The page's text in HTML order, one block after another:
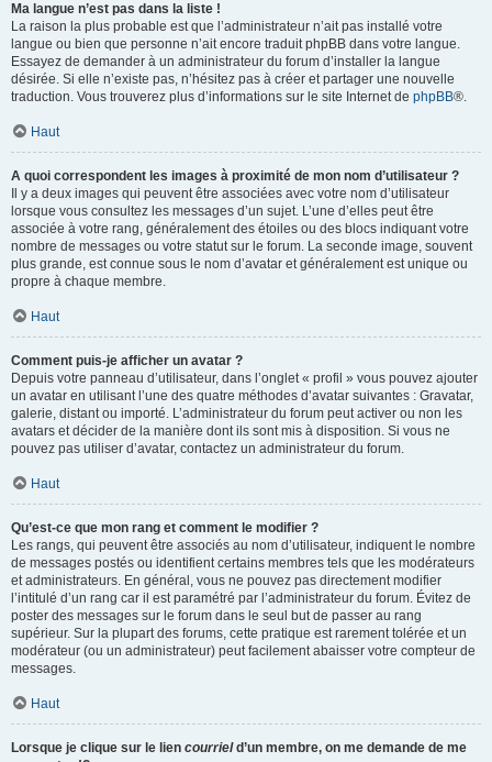
Ma langue n’est pas dans la liste !
La raison la plus probable est que l’administrateur n’ait pas installé votre
langue ou bien que personne n’ait encore traduit phpBB dans votre langue.
Essayez de demander à un administrateur du forum d’installer la langue
désirée. Si elle n’existe pas, n’hésitez pas à créer et partager une nouvelle
traduction. Vous trouverez plus d’informations sur le site Internet de phpBB®.
Haut
A quoi correspondent les images à proximité de mon nom d’utilisateur ?
Il y a deux images qui peuvent être associées avec votre nom d’utilisateur
lorsque vous consultez les messages d’un sujet. L’une d’elles peut être
associée à votre rang, généralement des étoiles ou des blocs indiquant votre
nombre de messages ou votre statut sur le forum. La seconde image, souvent
plus grande, est connue sous le nom d’avatar et généralement est unique ou
propre à chaque membre.
Haut
Comment puis-je afficher un avatar ?
Depuis votre panneau d’utilisateur, dans l’onglet « profil » vous pouvez ajouter
un avatar en utilisant l’une des quatre méthodes d’avatar suivantes : Gravatar,
galerie, distant ou importé. L’administrateur du forum peut activer ou non les
avatars et décider de la manière dont ils sont mis à disposition. Si vous ne
pouvez pas utiliser d’avatar, contactez un administrateur du forum.
Haut
Qu’est-ce que mon rang et comment le modifier ?
Les rangs, qui peuvent être associés au nom d’utilisateur, indiquent le nombre
de messages postés ou identifient certains membres tels que les modérateurs
et administrateurs. En général, vous ne pouvez pas directement modifier
l’intitulé d’un rang car il est paramétré par l’administrateur du forum. Évitez de
poster des messages sur le forum dans le seul but de passer au rang
supérieur. Sur la plupart des forums, cette pratique est rarement tolérée et un
modérateur (ou un administrateur) peut facilement abaisser votre compteur de
messages.
Haut
Lorsque je clique sur le lien courrield’un membre, on me demande de me